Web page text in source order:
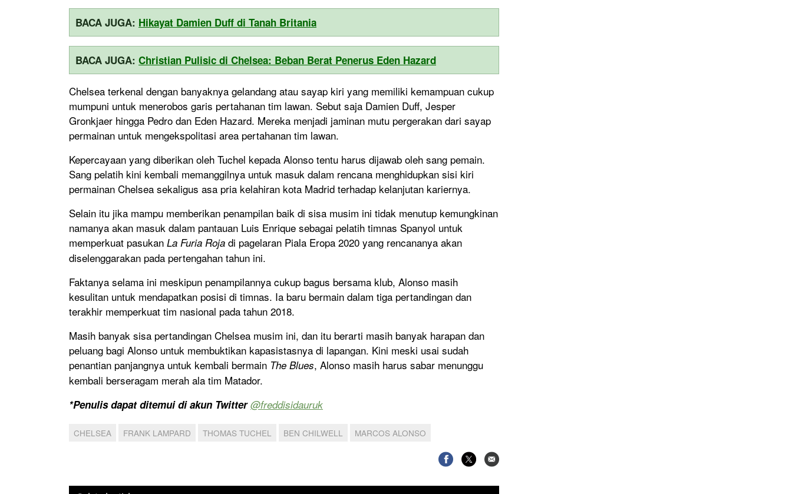
BACA JUGA: Hikayat Damien Duff di Tanah Britania
BACA JUGA: Christian Pulisic di Chelsea: Beban Berat Penerus Eden Hazard
Chelsea terkenal dengan banyaknya gelandang atau sayap kiri yang memiliki kemampuan cukup
mumpuni untuk menerobos garis pertahanan tim lawan. Sebut saja Damien Duff, Jesper
Gronkjaer hingga Pedro dan Eden Hazard. Mereka menjadi jaminan mutu pergerakan dari sayap
permainan untuk mengekspolitasi area pertahanan tim lawan.
Kepercayaan yang diberikan oleh Tuchel kepada Alonso tentu harus dijawab oleh sang pemain.
Sang pelatih kini kembali memanggilnya untuk masuk dalam rencana menghidupkan sisi kiri
permainan Chelsea sekaligus asa pria kelahiran kota Madrid terhadap kelanjutan kariernya.
Selain itu jika mampu memberikan penampilan baik di sisa musim ini tidak menutup kemungkinan
namanya akan masuk dalam pantauan Luis Enrique sebagai pelatih timnas Spanyol untuk
memperkuat pasukan La Furia Roja di pagelaran Piala Eropa 2020 yang rencananya akan
diselenggarakan pada pertengahan tahun ini.
Faktanya selama ini meskipun penampilannya cukup bagus bersama klub, Alonso masih
kesulitan untuk mendapatkan posisi di timnas. Ia baru bermain dalam tiga pertandingan dan
terakhir memperkuat tim nasional pada tahun 2018.
Masih banyak sisa pertandingan Chelsea musim ini, dan itu berarti masih banyak harapan dan
peluang bagi Alonso untuk membuktikan kapasistasnya di lapangan. Kini meski usai sudah
penantian panjangnya untuk kembali bermain The Blues, Alonso masih harus sabar menunggu
kembali berseragam merah ala tim Matador.
*Penulis dapat ditemui di akun Twitter@freddisidauruk
CHELSEA FRANK LAMPARD THOMAS TUCHEL BEN CHILWELL MARCOS ALONSO